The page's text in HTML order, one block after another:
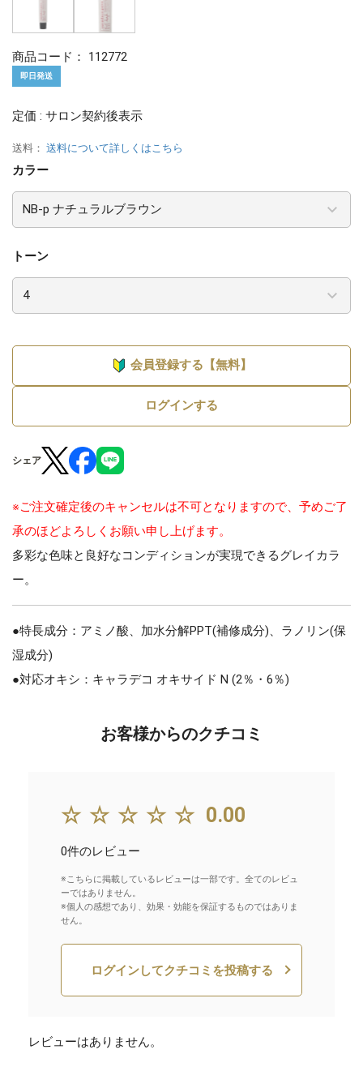
商品コード： 112772
即日発送
定価 : サロン契約後表示
送料： 送料について詳しくはこちら
カラー
トーン
会員登録する【無料】
ログインする
シェア
※ご注文確定後のキャンセルは不可となりますので、予めご了
承のほどよろしくお願い申し上げます。
多彩な色味と良好なコンディションが実現できるグレイカラ
ー。
●特長成分：アミノ酸、加水分解PPT(補修成分)、ラノリン(保
湿成分)
●対応オキシ：キャラデコ オキサイド N (2％・6％)
お客様からのクチコミ
☆☆☆☆☆ 0.00
0件のレビュー
※こちらに掲載しているレビューは一部です。全てのレビュ
ーではありません。
※個人の感想であり、効果・効能を保証するものではありま
せん。
ログインしてクチコミを投稿する
レビューはありません。